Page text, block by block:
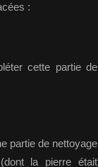
:
cette partie de
partie de nettoyage
la pierre était